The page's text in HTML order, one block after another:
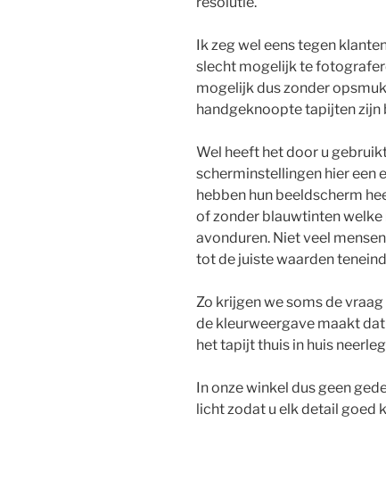
Ik zeg wel eens tegen
slecht mogelijk te
mogelijk dus zonder
handgeknoopte tapijten
Wel heeft het door u
scherminstellingen hier een
hebben hun beeldscherm
of zonder blauwtinten welke
avonduren. Niet veel
tot de juiste waarden
Zo krijgen we soms de
de kleurweergave maakt
het tapijt thuis in huis
In onze winkel dus geen
licht zodat u elk detail goed